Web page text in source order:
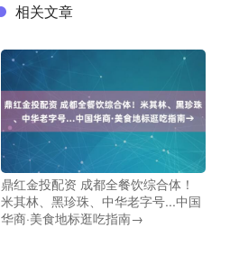
相关文章
鼎红金投配资 成都全餐饮综合体！
米其林、黑珍珠、中华老字号...中国
华商·美食地标逛吃指南→